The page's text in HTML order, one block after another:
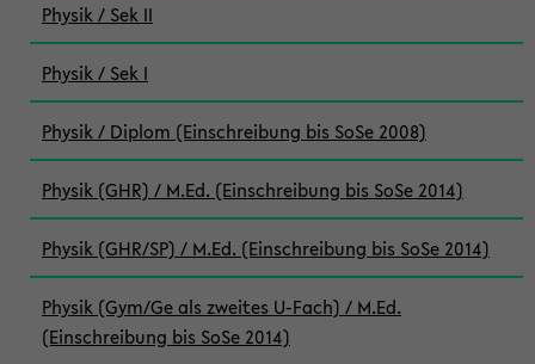
Physik / Sek II
Physik / Sek I
Physik / Diplom (Einschreibung bis SoSe 2008)
Physik (GHR) / M.Ed. (Einschreibung bis SoSe 2014)
Physik (GHR/SP) / M.Ed. (Einschreibung bis SoSe 2014)
Physik (Gym/Ge als zweites U-Fach) / M.Ed.
(Einschreibung bis SoSe 2014)